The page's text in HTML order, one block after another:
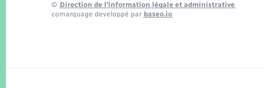
© Direction de l’information légale et administrative
comarquage developpé par baseo.io